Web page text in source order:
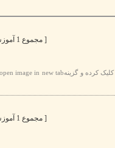
[ مجموع 1 آموزش ]
[ مجموع 1 آموزش ]